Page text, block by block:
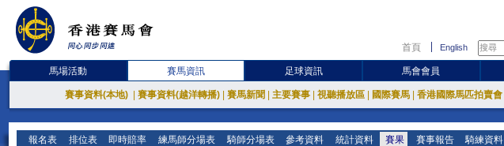
首頁 English
馬場活動 賽馬資訊 足球資訊 馬會會員
賽事資料(本地) 賽事資料(越洋轉播) 賽馬新聞 主要賽事 視聽播放區 國際賽馬 香港國際馬匹拍賣會
報名表 排位表 即時賠率 練馬師分場表 騎師分場表 參考資料 統計資料 賽果 賽事報告 騎練資料